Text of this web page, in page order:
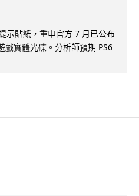
示貼紙，重申官方 7 月已公布
戲實體光碟。分析師預期 PS6